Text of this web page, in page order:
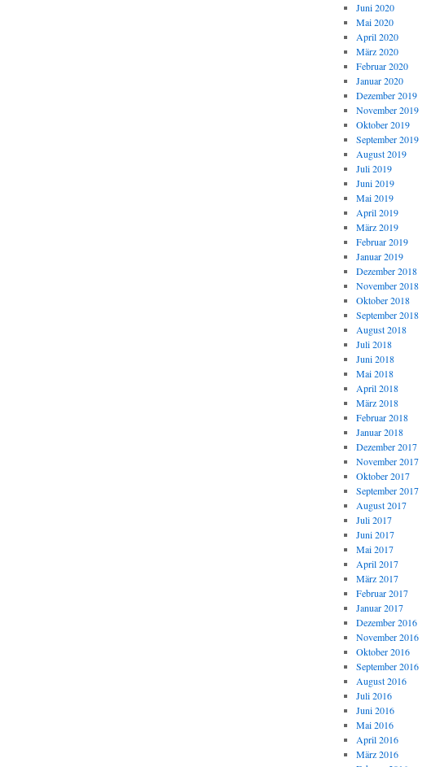
Juni 2020
Mai 2020
April 2020
März 2020
Februar 2020
Januar 2020
Dezember 2019
November 2019
Oktober 2019
September 2019
August 2019
Juli 2019
Juni 2019
Mai 2019
April 2019
März 2019
Februar 2019
Januar 2019
Dezember 2018
November 2018
Oktober 2018
September 2018
August 2018
Juli 2018
Juni 2018
Mai 2018
April 2018
März 2018
Februar 2018
Januar 2018
Dezember 2017
November 2017
Oktober 2017
September 2017
August 2017
Juli 2017
Juni 2017
Mai 2017
April 2017
März 2017
Februar 2017
Januar 2017
Dezember 2016
November 2016
Oktober 2016
September 2016
August 2016
Juli 2016
Juni 2016
Mai 2016
April 2016
März 2016